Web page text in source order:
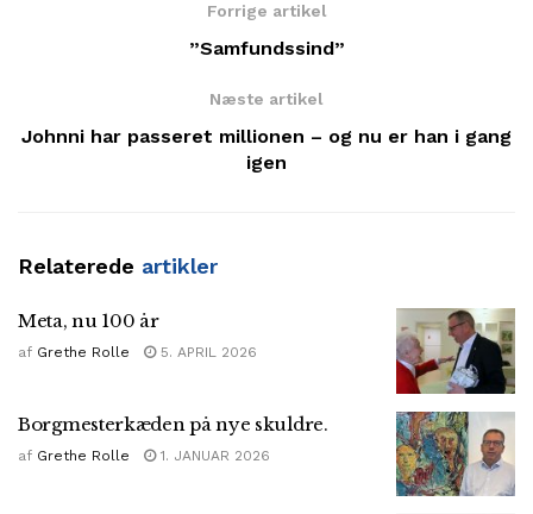
Forrige artikel
”Samfundssind”
Næste artikel
Johnni har passeret millionen – og nu er han i gang
igen
Relaterede artikler
Meta, nu 100 år
af Grethe Rolle 5. APRIL 2026
Borgmesterkæden på nye skuldre.
af Grethe Rolle 1. JANUAR 2026